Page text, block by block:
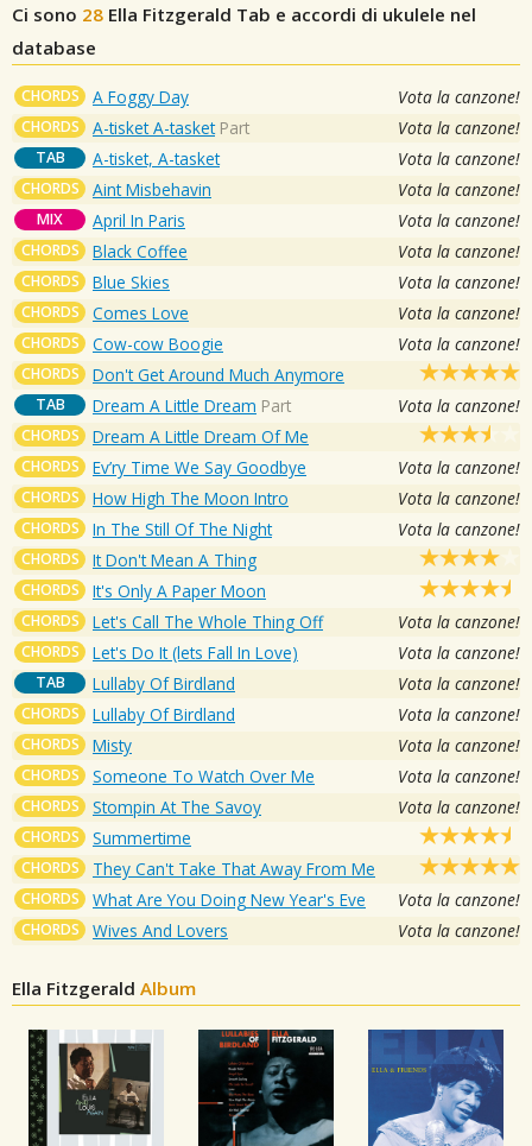
Ci sono 28 Ella Fitzgerald Tab e accordi di ukulele nel
database
CHORDS A Foggy Day Vota la canzone!
CHORDS A-tisket A-tasket Part Vota la canzone!
TAB A-tisket, A-tasket Vota la canzone!
CHORDS Aint Misbehavin Vota la canzone!
MIX April In Paris Vota la canzone!
CHORDS Black Coffee Vota la canzone!
CHORDS Blue Skies Vota la canzone!
CHORDS Comes Love Vota la canzone!
CHORDS Cow-cow Boogie Vota la canzone!
CHORDS Don't Get Around Much Anymore
TAB Dream A Little Dream Part Vota la canzone!
CHORDS Dream A Little Dream Of Me
CHORDS Ev’ry Time We Say Goodbye Vota la canzone!
CHORDS How High The Moon Intro Vota la canzone!
CHORDS In The Still Of The Night Vota la canzone!
CHORDS It Don't Mean A Thing
CHORDS It's Only A Paper Moon
CHORDS Let's Call The Whole Thing Off Vota la canzone!
CHORDS Let's Do It (lets Fall In Love) Vota la canzone!
TAB Lullaby Of Birdland Vota la canzone!
CHORDS Lullaby Of Birdland Vota la canzone!
CHORDS Misty Vota la canzone!
CHORDS Someone To Watch Over Me Vota la canzone!
CHORDS Stompin At The Savoy Vota la canzone!
CHORDS Summertime
CHORDS They Can't Take That Away From Me
CHORDS What Are You Doing New Year's Eve Vota la canzone!
CHORDS Wives And Lovers Vota la canzone!
Ella Fitzgerald Album